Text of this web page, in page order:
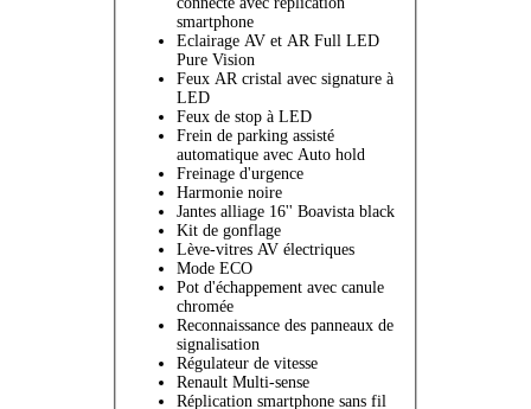
smartphone
Eclairage AV et AR Full LED
Pure Vision
Feux AR cristal avec signature à
LED
Feux de stop à LED
Frein de parking assisté
automatique avec Auto hold
Freinage d'urgence
Harmonie noire
Jantes alliage 16'' Boavista black
Kit de gonflage
Lève-vitres AV électriques
Mode ECO
Pot d'échappement avec canule
chromée
Reconnaissance des panneaux de
signalisation
Régulateur de vitesse
Renault Multi-sense
Réplication smartphone sans fil